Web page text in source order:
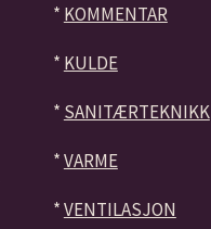
* KOMMENTAR
* KULDE
* SANITÆRTEKNIKK
*VARME
*VENTILASJON